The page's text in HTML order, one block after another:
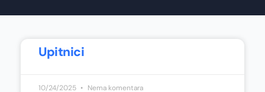
Upitnici
10/24/2025 Nema komentara